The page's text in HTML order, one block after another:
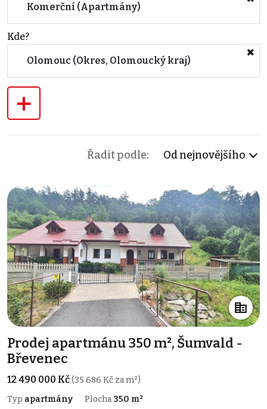
Komerční (Apartmány)
Kde?
Olomouc (Okres, Olomoucký kraj)
+
Řadit podle: Od nejnovějšího
Prodej apartmánu 350 m², Šumvald -
Břevenec
12 490 000 Kč(35 686 Kč za m²)
Typ apartmány Plocha 350 m²